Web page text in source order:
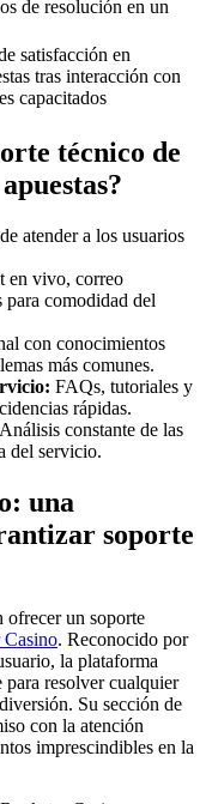
de resolución en un
satisfacción en
tras interacción con
capacitados
técnico de
atender a los usuarios
en vivo, correo
para comodidad del
con conocimientos
más comunes.
FAQs, tutoriales y
rápidas.
Análisis constante de las
del servicio.
una
soporte
ofrecer un soporte
Casino. Reconocido por
la plataforma
resolver cualquier
Su sección de
con la atención
imprescindibles en la